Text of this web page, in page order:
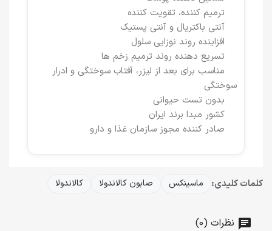
ترمیم کننده، تقویت کننده
آنتی باکتریال و آنتی پستیک
افزاینده روند نوزایی سلول
تسریع دهنده روند ترمیم زخم ها
مناسب برای بعد از لیزر، آفتاب سوختگی و ادرار
سوختگی
بدون تست حیوانی
کشور مبدا برند ایران
صادر کننده مجوز سازمان غذا و دارو
کلمات کلیدی: ماسینکس صابون کالاندولا کالاندولا
نظرات (0)